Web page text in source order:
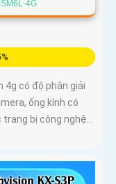
4G
4g có độ phân giải
ống kính có
bị công nghệ...